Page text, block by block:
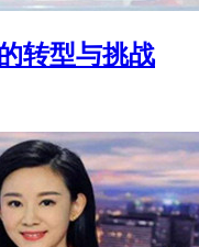
转型与挑战